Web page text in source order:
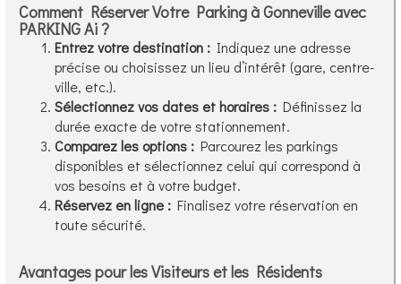
Comment Réserver Votre Parking à Gonneville avec
PARKING Ai ?
Entrez votre destination : Indiquez une adresse
précise ou choisissez un lieu d’intérêt (gare, centre-
ville, etc.).
Sélectionnez vos dates et horaires : Définissez la
durée exacte de votre stationnement.
Comparez les options : Parcourez les parkings
disponibles et sélectionnez celui qui correspond à
vos besoins et à votre budget.
Réservez en ligne : Finalisez votre réservation en
toute sécurité.
Avantages pour les Visiteurs et les Résidents